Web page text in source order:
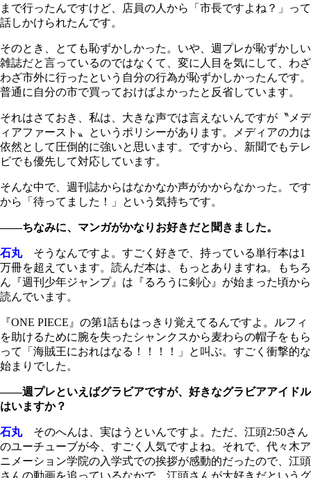
まで行ったんですけど、店員の人から「市長ですよね？」って
話しかけられたんです。
そのとき、とても恥ずかしかった。いや、週プレが恥ずかしい
雑誌だと言っているのではなくて、変に人目を気にして、わざ
わざ市外に行ったという自分の行為が恥ずかしかったんです。
普通に自分の市で買っておけばよかったと反省しています。
それはさておき、私は、大きな声では言えないんですが〝メデ
ィアファースト〟というポリシーがあります。メディアの力は
依然として圧倒的に強いと思います。ですから、新聞でもテレ
ビでも優先して対応しています。
そんな中で、週刊誌からはなかなか声がかからなかった。です
から「待ってました！」という気持ちです。
――ちなみに、マンガがかなりお好きだと聞きました。
石丸そうなんですよ。すごく好きで、持っている単行本は1
万冊を超えています。読んだ本は、もっとありますね。もちろ
ん『週刊少年ジャンプ』は『るろうに剣心』が始まった頃から
読んでいます。
『ONE PIECE』の第1話もはっきり覚えてるんですよ。ルフィ
を助けるために腕を失ったシャンクスから麦わらの帽子をもら
って「海賊王におれはなる！！！！」と叫ぶ。すごく衝撃的な
始まりでした。
――週プレといえばグラビアですが、好きなグラビアアイドル
はいますか？
石丸そのへんは、実はうといんですよ。ただ、江頭2:50さん
のユーチューブが今、すごく人気ですよね。それで、代々木ア
ニメーション学院の入学式での挨拶が感動的だったので、江頭
さんの動画を追っているなかで、江頭さんが大好きだというグ